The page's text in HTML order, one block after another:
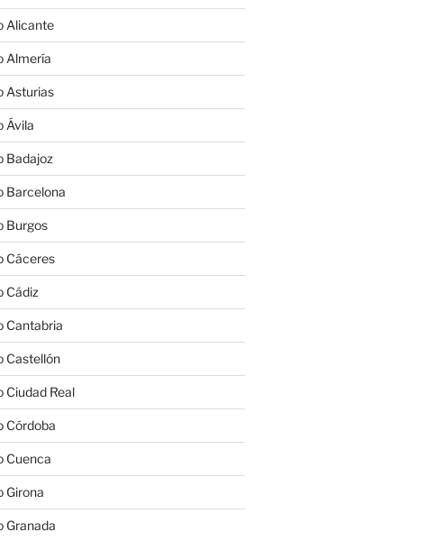
Alicante
Almería
Asturias
Ávila
Badajoz
Barcelona
Burgos
Cáceres
Cádiz
Cantabria
Castellón
Ciudad Real
Córdoba
Cuenca
Girona
Granada